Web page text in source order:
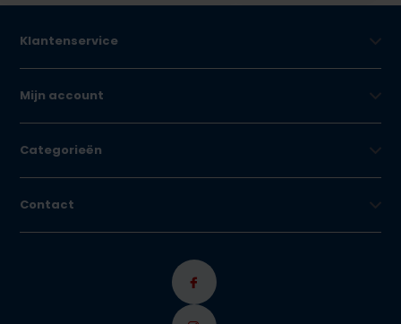
Klantenservice
Mijn account
Categorieën
Contact